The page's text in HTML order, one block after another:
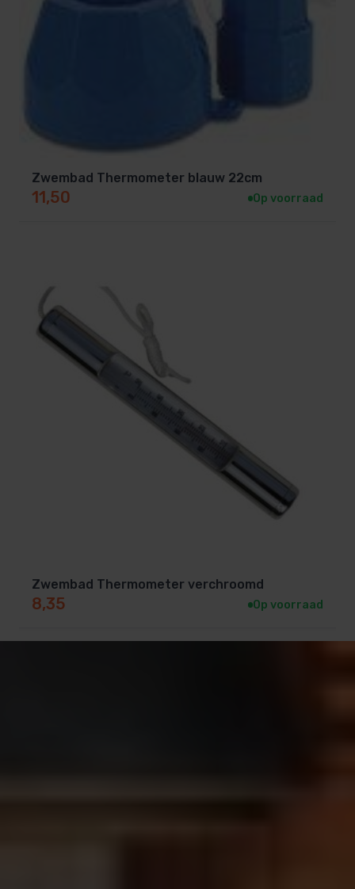
Zwembad Thermometer blauw 22cm
11,50 Op voorraad
Zwembad Thermometer verchroomd
8,35 Op voorraad